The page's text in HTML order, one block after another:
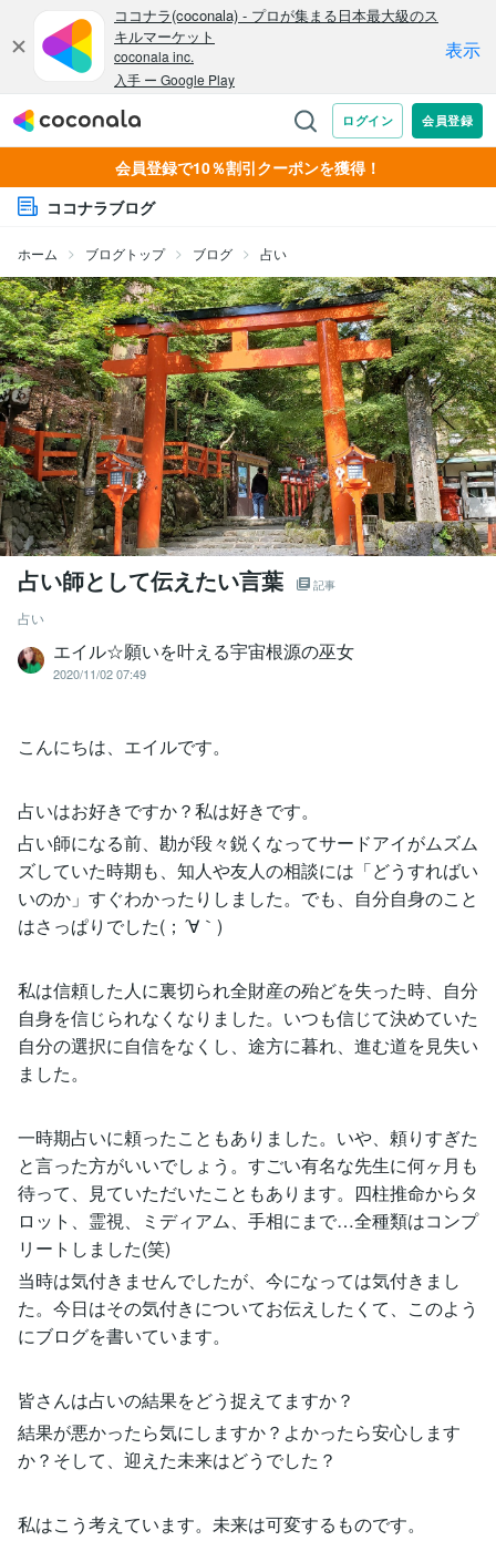
会員登録で10％割引クーポンを獲得！
ココナラブログ
ホーム ブログトップ ブログ 占い
占い師として伝えたい言葉 記事
占い
エイル☆願いを叶える宇宙根源の巫女
2020/11/02 07:49
こんにちは、エイルです。
占いはお好きですか？私は好きです。
占い師になる前、勘が段々鋭くなってサードアイがムズム
ズしていた時期も、知人や友人の相談には「どうすればい
いのか」すぐわかったりしました。でも、自分自身のこと
はさっぱりでした(；´∀｀)
私は信頼した人に裏切られ全財産の殆どを失った時、自分
自身を信じられなくなりました。いつも信じて決めていた
自分の選択に自信をなくし、途方に暮れ、進む道を見失い
ました。
一時期占いに頼ったこともありました。いや、頼りすぎた
と言った方がいいでしょう。すごい有名な先生に何ヶ月も
待って、見ていただいたこともあります。四柱推命からタ
ロット、霊視、ミディアム、手相にまで…全種類はコンプ
リートしました(笑)
当時は気付きませんでしたが、今になっては気付きまし
た。今日はその気付きについてお伝えしたくて、このよう
にブログを書いています。
皆さんは占いの結果をどう捉えてますか？
結果が悪かったら気にしますか？よかったら安心します
か？そして、迎えた未来はどうでした？
私はこう考えています。未来は可変するものです。